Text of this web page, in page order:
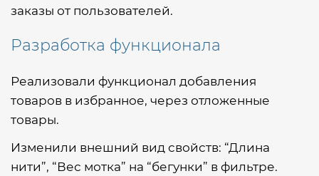
заказы от пользователей.
Разработка функционала
Реализовали функционал добавления
товаров в избранное, через отложенные
товары.
Изменили внешний вид свойств: “Длина
нити”, “Вес мотка” на “бегунки” в фильтре.